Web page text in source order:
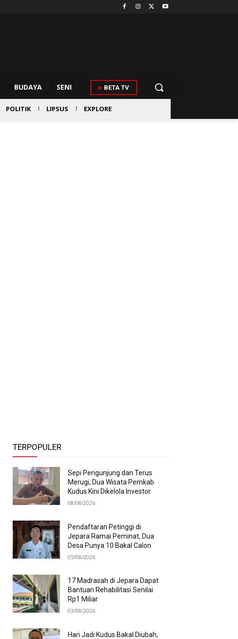
BUDAYA SENI BETA TV
POLITIK LIPSUS EXPLORE
TERPOPULER
Sepi Pengunjung dan Terus
Merugi, Dua Wisata Pemkab
Kudus Kini Dikelola Investor
08/08/2026
Pendaftaran Petinggi di
Jepara Ramai Peminat, Dua
Desa Punya 10 Bakal Calon
05/08/2026
17 Madrasah di Jepara Dapat
Bantuan Rehabilitasi Senilai
Rp1 Miliar
03/08/2026
Hari Jadi Kudus Bakal Diubah,